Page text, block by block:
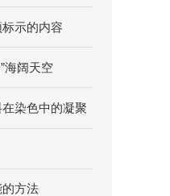
示的内容
海阔天空
染色中的凝聚
的方法